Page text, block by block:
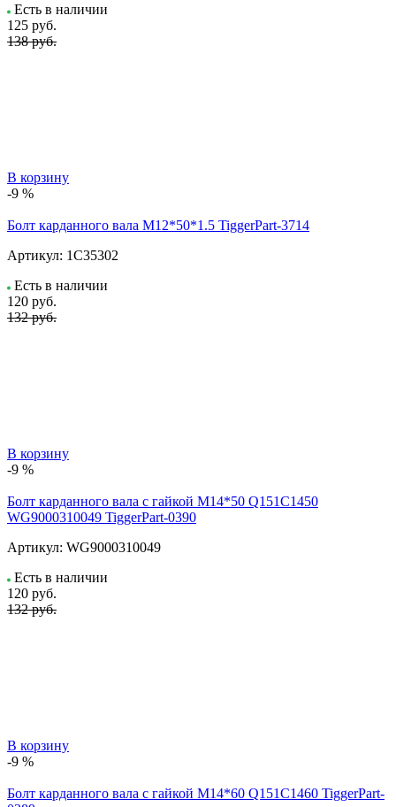
Есть в наличии
125 руб.
138 руб.
В корзину
-9 %
Болт карданного вала M12*50*1.5 TiggerPart-3714
Артикул: 1C35302
Есть в наличии
120 руб.
132 руб.
В корзину
-9 %
Болт карданного вала с гайкой М14*50 Q151C1450
WG9000310049 TiggerPart-0390
Артикул: WG9000310049
Есть в наличии
120 руб.
132 руб.
В корзину
-9 %
Болт карданного вала с гайкой М14*60 Q151C1460 TiggerPart-